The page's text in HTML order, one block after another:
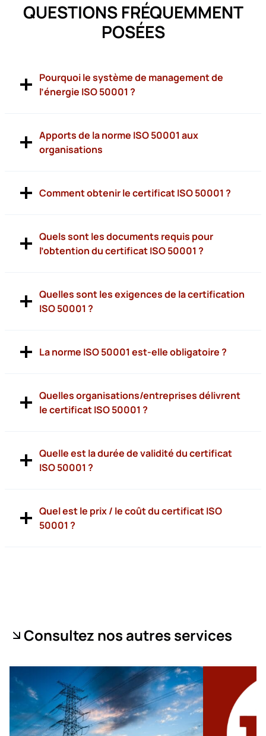
QUESTIONS FRÉQUEMMENT
POSÉES
Pourquoi le système de management de
l’énergie ISO 50001 ?
Apports de la norme ISO 50001 aux
organisations
Comment obtenir le certificat ISO 50001 ?
Quels sont les documents requis pour
l’obtention du certificat ISO 50001 ?
Quelles sont les exigences de la certification
ISO 50001 ?
La norme ISO 50001 est-elle obligatoire ?
Quelles organisations/entreprises délivrent
le certificat ISO 50001 ?
Quelle est la durée de validité du certificat
ISO 50001 ?
Quel est le prix / le coût du certificat ISO
50001 ?
Consultez nos autres services